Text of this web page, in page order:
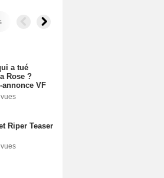
Musique
a tué
Rose ?
annonce VF
Riper Teaser